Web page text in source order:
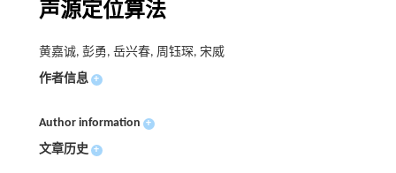
声源定位算法
黄嘉诚, 彭勇, 岳兴春, 周钰琛, 宋威
作者信息 +
Author information +
文章历史 +